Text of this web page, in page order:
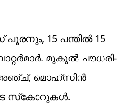
പൂരനും, 15 പന്തില്‍ 15
മുകുല്‍ ചൗധരി-
അഞ്ച്, മൊഹ്‌സിന്‍
സ്‌കോറുകള്‍.